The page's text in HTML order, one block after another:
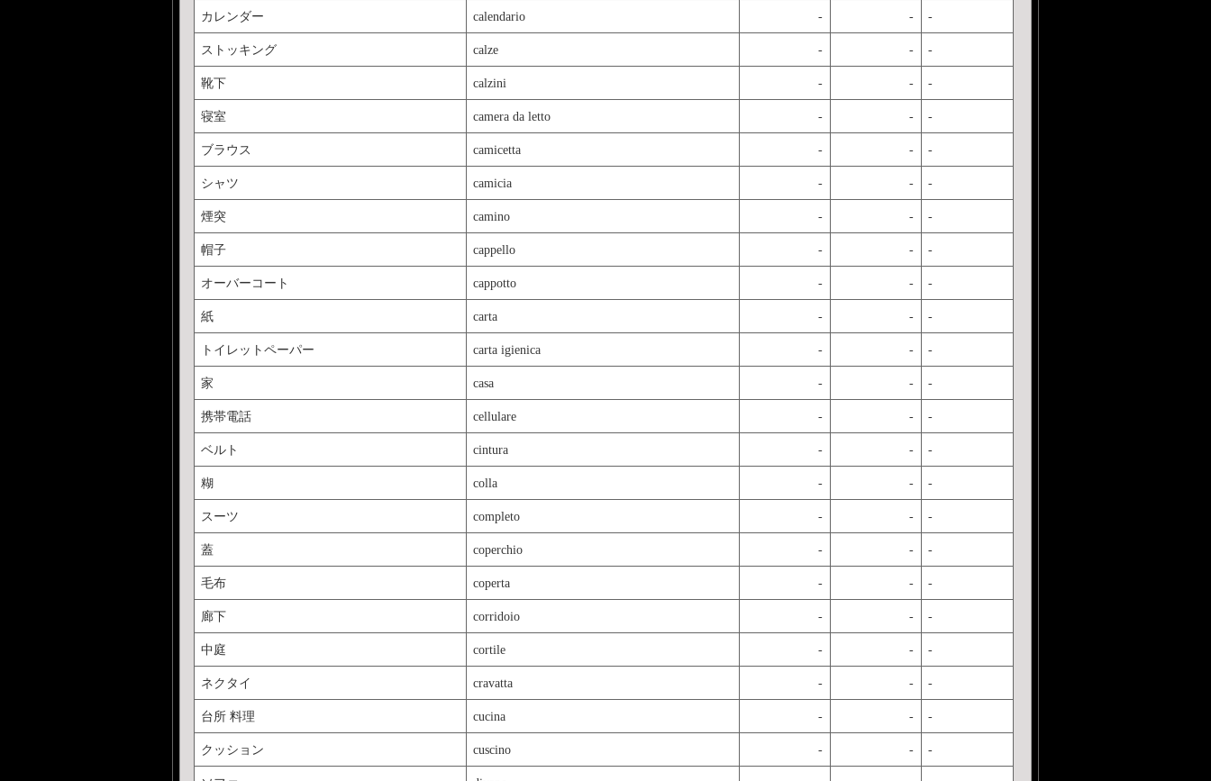
カレンダー calendario - - -
ストッキング calze - - -
靴下 calzini - - -
寝室 camera da letto - - -
ブラウス camicetta - - -
シャツ camicia - - -
煙突 camino - - -
帽子 cappello - - -
オーバーコート cappotto - - -
紙 carta - - -
トイレットペーパー carta igienica - - -
家 casa - - -
携帯電話 cellulare - - -
ベルト cintura - - -
糊 colla - - -
スーツ completo - - -
蓋 coperchio - - -
毛布 coperta - - -
廊下 corridoio - - -
中庭 cortile - - -
ネクタイ cravatta - - -
台所 料理 cucina - - -
クッション cuscino - - -